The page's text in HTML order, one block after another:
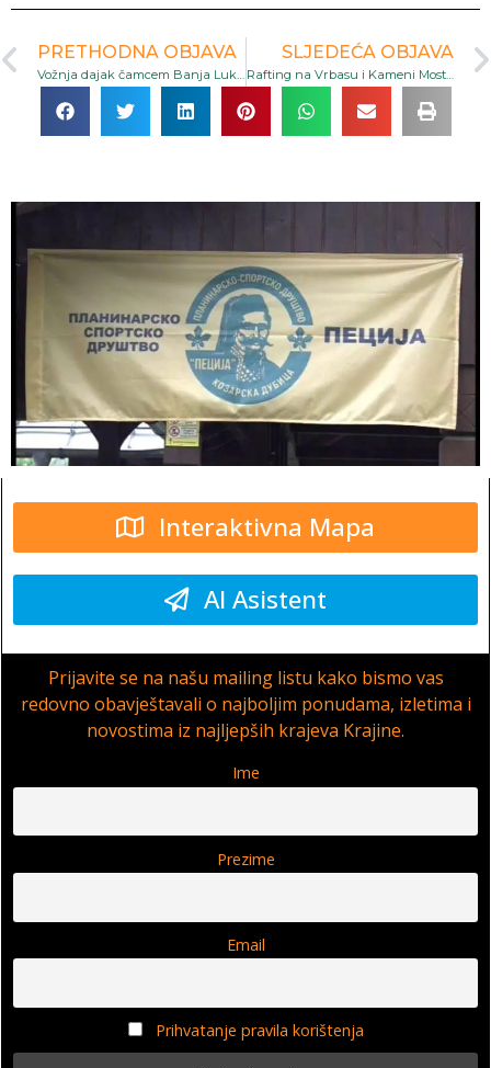
PRETHODNA OBJAVA
Vožnja dajak čamcem Banja Luka – Tradicionalna tura rijekom Vrbas
SLJEDEĆA OBJAVA
Rafting na Vrbasu i Kameni Most – Cjelodnevna Avantura kroz Krajinu sa Tradicionalnim Roštiljem
Interaktivna Mapa
AI Asistent
Prijavite se na našu mailing listu kako bismo vas
redovno obavještavali o najboljim ponudama, izletima i
novostima iz najljepših krajeva Krajine.
Ime
Prezime
Email
Prihvatanje pravila korištenja